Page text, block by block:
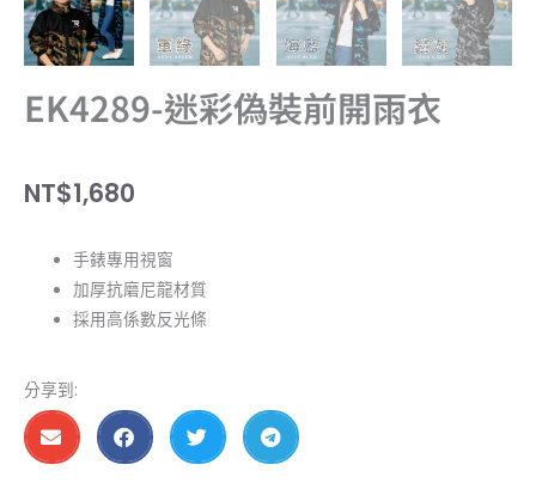
EK4289-迷彩偽裝前開雨衣
NT$1,680
手錶專用視窗
加厚抗磨尼龍材質
採用高係數反光條
分享到: